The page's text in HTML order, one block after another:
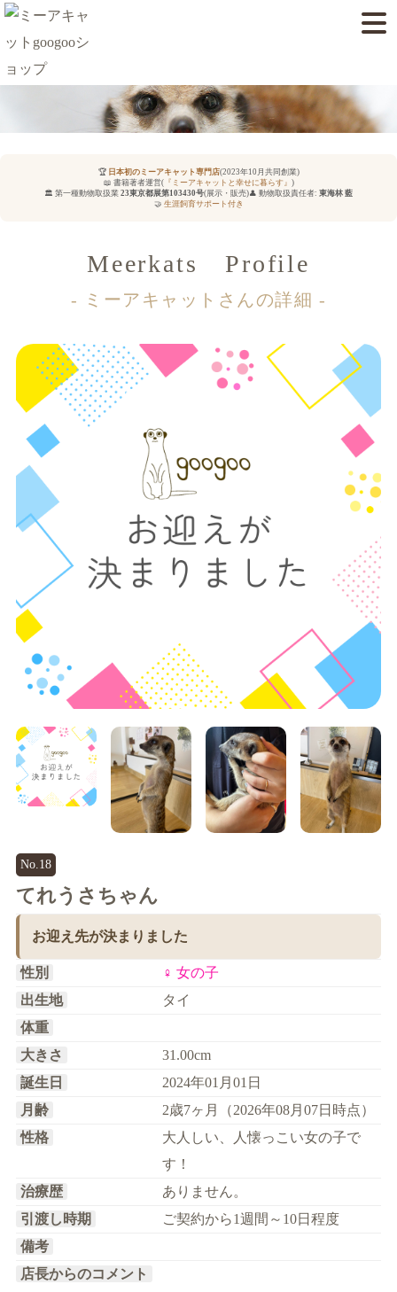
🏆 日本初のミーアキャット専門店(2023年10月共同創業)
📖 書籍著者運営(『ミーアキャットと幸せに暮らす』 )
🏛️ 第一種動物取扱業 23東京都展第103430号(展示・販売)👤 動物取扱責任者: 東海林 藍
🤝 生涯飼育サポート付き
Meerkats Profile
- ミーアキャットさんの詳細 -
No.18
てれうさちゃん
お迎え先が決まりました
性別
♀ 女の子
出生地
タイ
体重
大きさ
31.00cm
誕生日
2024年01月01日
月齢
2歳7ヶ月（2026年08月07日時点）
性格
大人しい、人懐っこい女の子で
す！
治療歴
ありません。
引渡し時期
ご契約から1週間～10日程度
備考
店長からのコメント